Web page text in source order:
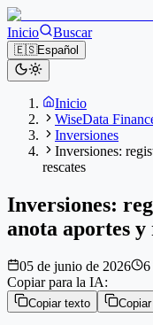
Inicio Buscar
🇪🇸Español
Inicio
WiseData
Inversiones
Inversiones:
rescates
Inversiones:
anota aportes y
05 de junio de 2026 6
Copiar para la IA:
Copiar texto